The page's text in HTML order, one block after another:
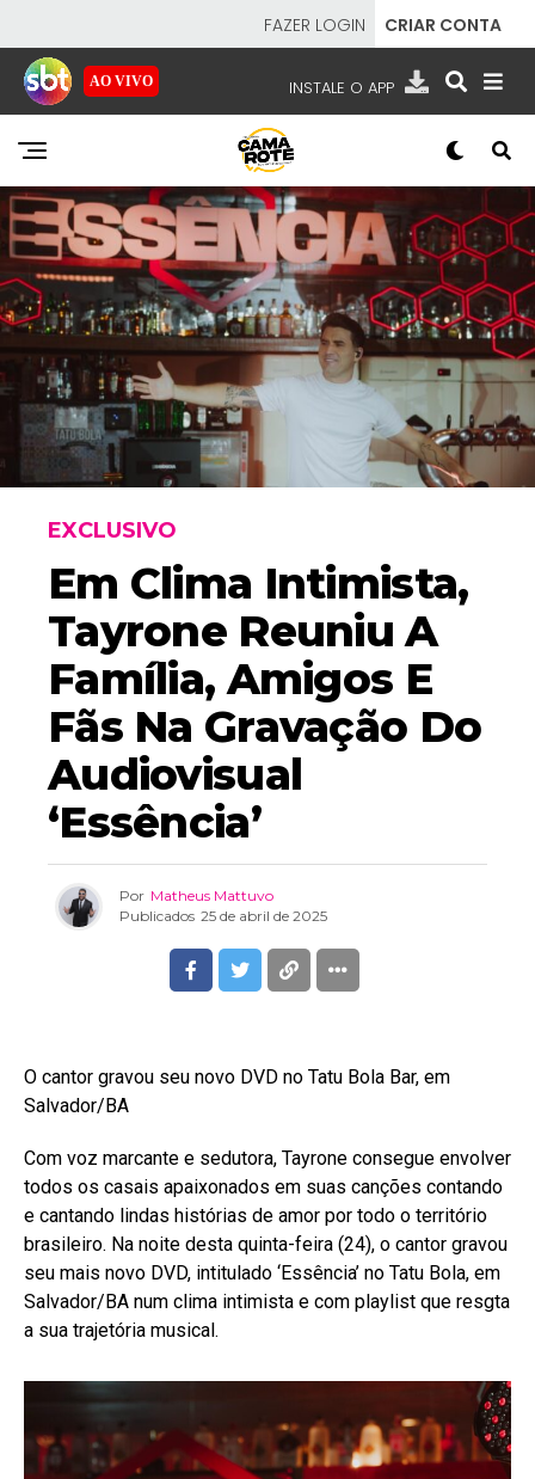
FAZER LOGIN CRIAR CONTA
AO VIVO INSTALE O APP
EMISSORAS
NOSSAS REDES APP TV SBT
SBT- SISTEMA BRASILEIRO DE TELEVISÃO
EXCLUSIVO
Em Clima Intimista,
Tayrone Reuniu A
Família, Amigos E
Fãs Na Gravação Do
Audiovisual
‘Essência’
Por Matheus Mattuvo
Publicados 25 de abril de 2025
O cantor gravou seu novo DVD no Tatu Bola Bar, em
Salvador/BA
Com voz marcante e sedutora, Tayrone consegue envolver
todos os casais apaixonados em suas canções contando
e cantando lindas histórias de amor por todo o território
brasileiro. Na noite desta quinta-feira (24), o cantor gravou
seu mais novo DVD, intitulado ‘Essência’ no Tatu Bola, em
Salvador/BA num clima intimista e com playlist que resgta
a sua trajetória musical.